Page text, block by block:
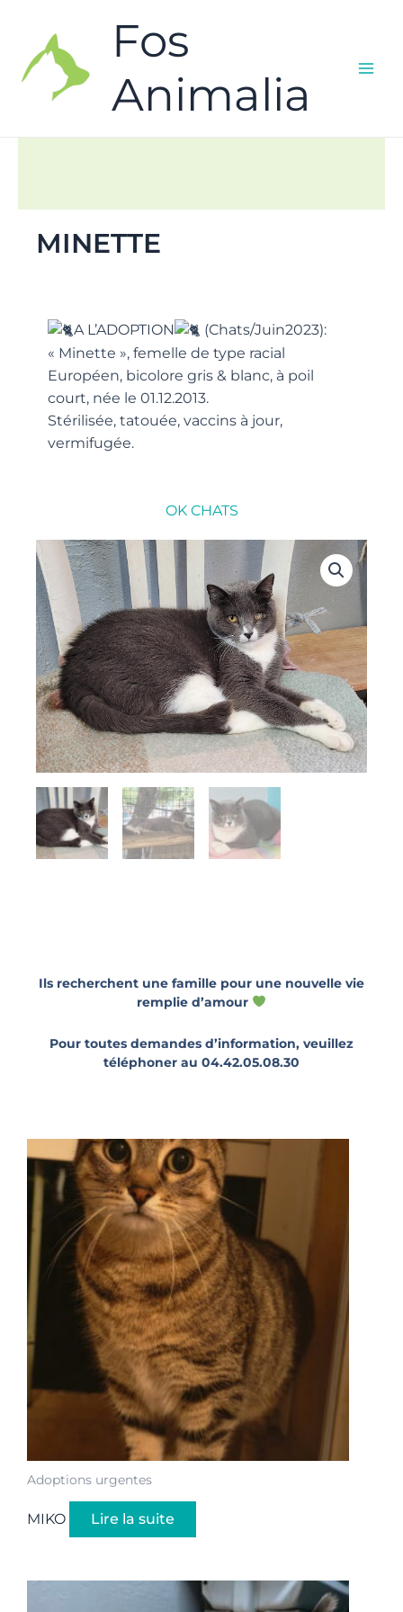
Fos
Animalia
MINETTE
A L’ADOPTION
(Chats/Juin2023):
« Minette », femelle de type racial
Européen, bicolore gris & blanc, à poil
court, née le 01.12.2013.
Stérilisée, tatouée, vaccins à jour,
vermifugée.
OK CHATS
Ils recherchent une famille pour une nouvelle vie
remplie d’amour
Pour toutes demandes d’information, veuillez
téléphoner au 04.42.05.08.30
Adoptions urgentes
MIKO Lire la suite